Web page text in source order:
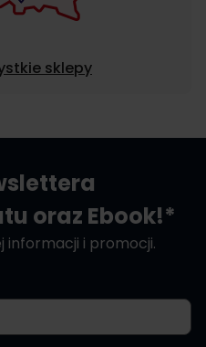
sklepy
oraz Ebook!*
informacji i promocji.